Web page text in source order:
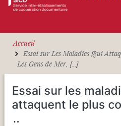
Accueil
Essai sur Les Maladies Qui
Les Gens de Mer, [...]
Essai sur les
attaquent le plus
...